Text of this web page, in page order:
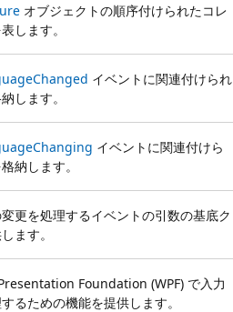
オブジェクトの順序付けられたコレ
します。
イベントに関連付けられ
します。
イベントに関連付けら
納します。
更を処理するイベントの引数の基底ク
ます。
Foundation (WPF) で入力
るための機能を提供します。